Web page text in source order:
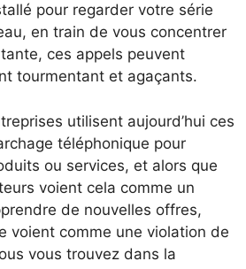
pour regarder votre série
en train de vous concentrer
ces appels peuvent
tourmentant et agaçants.
utilisent aujourd’hui ces
téléphonique pour
ou services, et alors que
voient cela comme un
de nouvelles offres,
voient comme une violation de
vous trouvez dans la